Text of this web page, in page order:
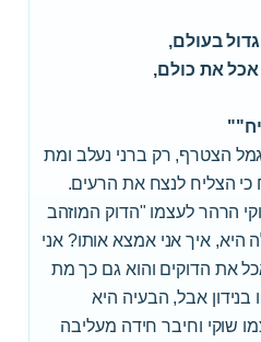
בעולם,
את כולם,
הצטרף, רק ברני נעלב ומת
הצליח לנצח את הרעים.
הרהר לעצמו "הדוק המוזהב
היא, איך אני אמצא אותו? אני
את הדוקים והוא גם כך מת
אבל, הבעיה היא
שוקי וחיבר חידה מעליבה